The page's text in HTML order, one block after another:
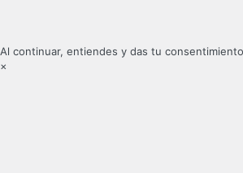
Al continuar, entiendes y das tu
×